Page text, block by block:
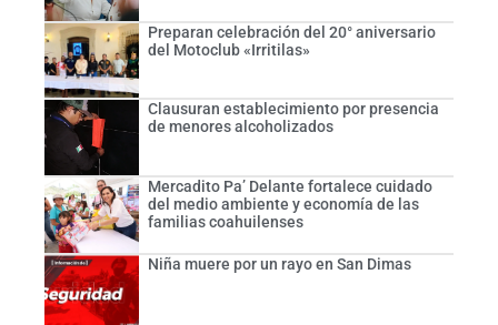
Preparan celebración del 20° aniversario
del Motoclub «Irritilas»
Clausuran establecimiento por presencia
de menores alcoholizados
Mercadito Pa’ Delante fortalece cuidado
del medio ambiente y economía de las
familias coahuilenses
Niña muere por un rayo en San Dimas